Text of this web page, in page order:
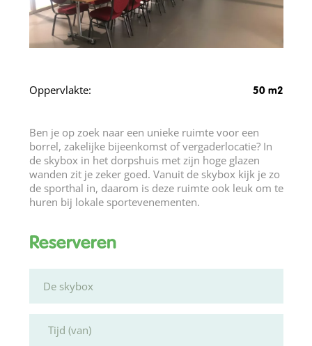
Oppervlakte: 50 m2
Ben je op zoek naar een unieke ruimte voor een
borrel, zakelijke bijeenkomst of vergaderlocatie? In
de skybox in het dorpshuis met zijn hoge glazen
wanden zit je zeker goed. Vanuit de skybox kijk je zo
de sporthal in, daarom is deze ruimte ook leuk om te
huren bij lokale sportevenementen.
Reserveren
Tijd (van)